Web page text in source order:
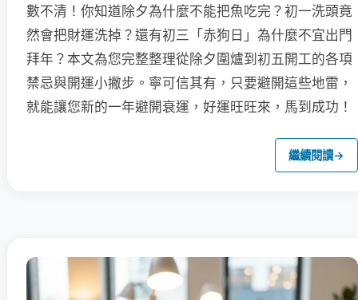
數不清！你知道除夕為什麼不能把魚吃完？初一洗頭竟
然會把財運洗掉？還有初三「赤狗日」為什麼不宜出門
拜年？本文為您完整整理從除夕圍爐到初五開工的各項
禁忌與開運小撇步。寧可信其有，只要避開這些地雷，
就能讓您新的一年避開衰運，好運旺旺來，馬到成功！
繼續閱讀→